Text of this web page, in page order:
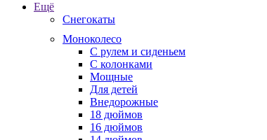
Ещё
Снегокаты
Моноколесо
С рулем и сиденьем
С колонками
Мощные
Для детей
Внедорожные
18 дюймов
16 дюймов